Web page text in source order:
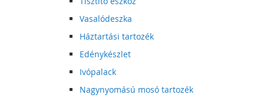
Vasalódeszka
Háztartási tartozék
Edénykészlet
Ivópalack
Nagynyomású mosó tartozék